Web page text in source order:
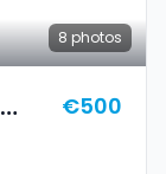
8 photos
€500